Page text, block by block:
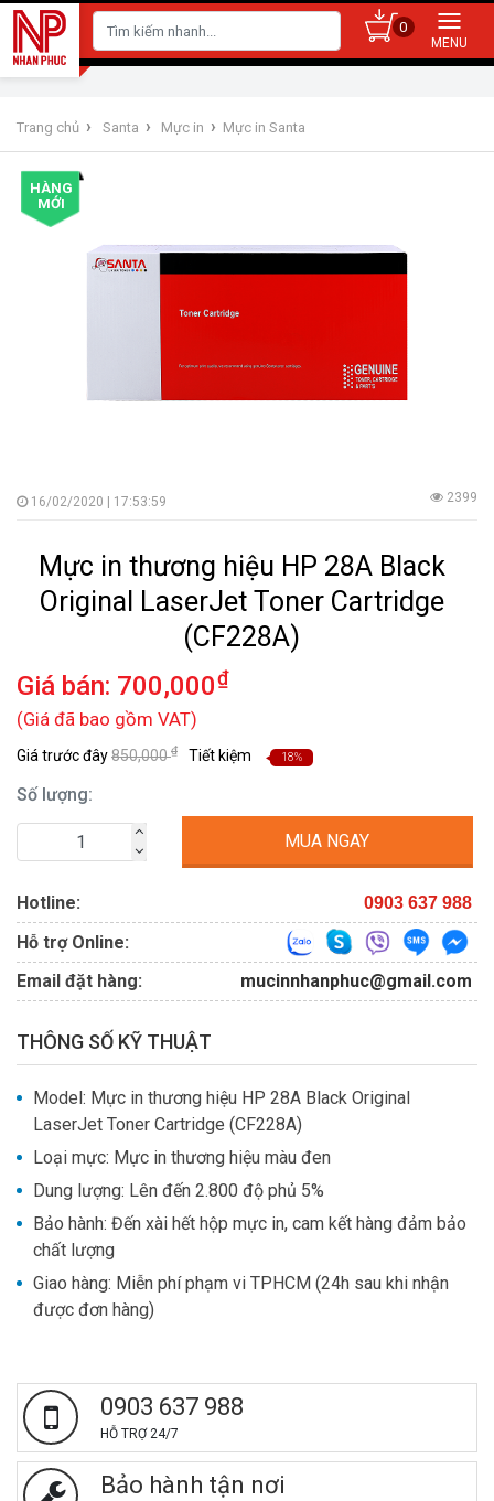
0
Trang chủ › Santa › Mực in › Mực in Santa
HÀNG
MỚI
16/02/2020 | 17:53:59 2399
Mực in thương hiệu HP 28A Black
Original LaserJet Toner Cartridge
(CF228A)
Giá bán: 700,000₫
(Giá đã bao gồm VAT)
Giá trước đây850,000₫ Tiết kiệm 18%
Số lượng:
MUA NGAY
Hotline: 0903 637 988
Hỗ trợ Online:
Email đặt hàng:
mucinnhanphuc@gmail.com
THÔNG SỐ KỸ THUẬT
Model: Mực in thương hiệu HP 28A Black Original
LaserJet Toner Cartridge (CF228A)
Loại mực: Mực in thương hiệu màu đen
Dung lượng: Lên đến 2.800 độ phủ 5%
Bảo hành: Đến xài hết hộp mực in, cam kết hàng đảm bảo
chất lượng
Giao hàng: Miễn phí phạm vi TPHCM (24h sau khi nhận
được đơn hàng)
0903 637 988
HỖ TRỢ 24/7
Bảo hành tận nơi